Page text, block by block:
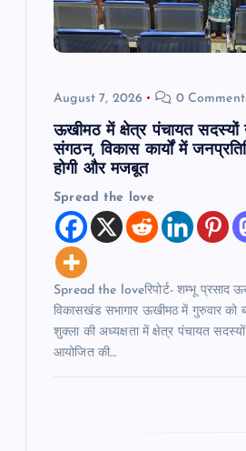
August 7, 2026 0
ऊखीमठ में क्षेत्र पंचायत सदस्यों
संगठन, विकास कार्यों में
होगी और मजबूत
Spread the love
Spread the loveरिपोर्ट- शम्भू प्रसाद
विकासखंड सभागार ऊखीमठ में गुरुवार
शुक्ला की अध्यक्षता में क्षेत्र पंचायत
आयोजित की…